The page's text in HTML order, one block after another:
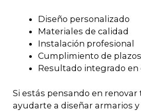
Diseño personalizado
Materiales de calidad
Instalación profesional
Cumplimiento de plazos
Resultado integrado en
Si estás pensando en renovar
ayudarte a diseñar armarios